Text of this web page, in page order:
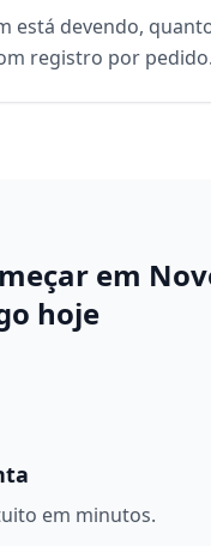
está devendo,
registro por pedido.
em
hoje
em minutos.